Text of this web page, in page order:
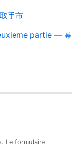
手市
partie — 幕
Le formulaire